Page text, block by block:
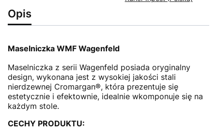
Opis
Maselniczka WMF Wagenfeld
Maselniczka z serii Wagenfeld posiada oryginalny
design, wykonana jest z wysokiej jakości stali
nierdzewnej Cromargan®, która prezentuje się
estetycznie i efektownie, idealnie wkomponuje się na
każdym stole.
CECHY PRODUKTU: